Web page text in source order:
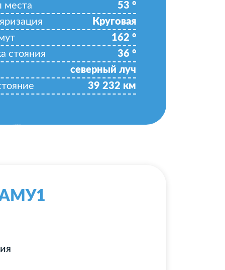
места 53 °
Круговая
162 °
стояния
36 °
северный луч
39 232 км
АМУ1